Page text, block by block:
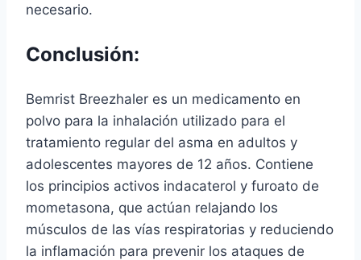
necesario.
Conclusión:
Bemrist Breezhaler es un medicamento en
polvo para la inhalación utilizado para el
tratamiento regular del asma en adultos y
adolescentes mayores de 12 años. Contiene
los principios activos indacaterol y furoato de
mometasona, que actúan relajando los
músculos de las vías respiratorias y reduciendo
la inflamación para prevenir los ataques de